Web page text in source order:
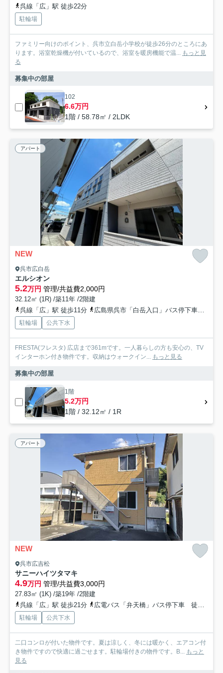
呉線「広」駅 徒歩22分
駐輪場
ファミリー向けのポイント、呉市立白岳小学校が徒歩26分のところにあ
ります。浴室乾燥機が付いているので、浴室を暖房機能で温... もっと見
る
募集中の部屋
102
6.6万円
1階 / 58.78㎡ / 2LDK
アパート
NEW
呉市広白岳
エルシオン
5.2万円 管理/共益費2,000円
32.12㎡ (1R) /築11年 /2階建
呉線「広」駅 徒歩11分
広島県呉市「白岳入口」バス停下車 徒歩2分
駐輪場 公共下水
FRESTA(フレスタ) 広店まで361mです。一人暮らしの方も安心の、TV
インターホン付き物件です。収納はウォークイン... もっと見る
募集中の部屋
1階
5.2万円
1階 / 32.12㎡ / 1R
アパート
NEW
呉市広吉松
サニーハイツタマキ
4.9万円 管理/共益費3,000円
27.83㎡ (1K) /築19年 /2階建
呉線「広」駅 徒歩21分
広電バス「弁天橋」バス停下車 徒歩4分
駐輪場 公共下水
二口コンロが付いた物件です。夏は涼しく、冬には暖かく、エアコン付
き物件ですので快適に過ごせます。駐輪場付きの物件です。B... もっと
見る